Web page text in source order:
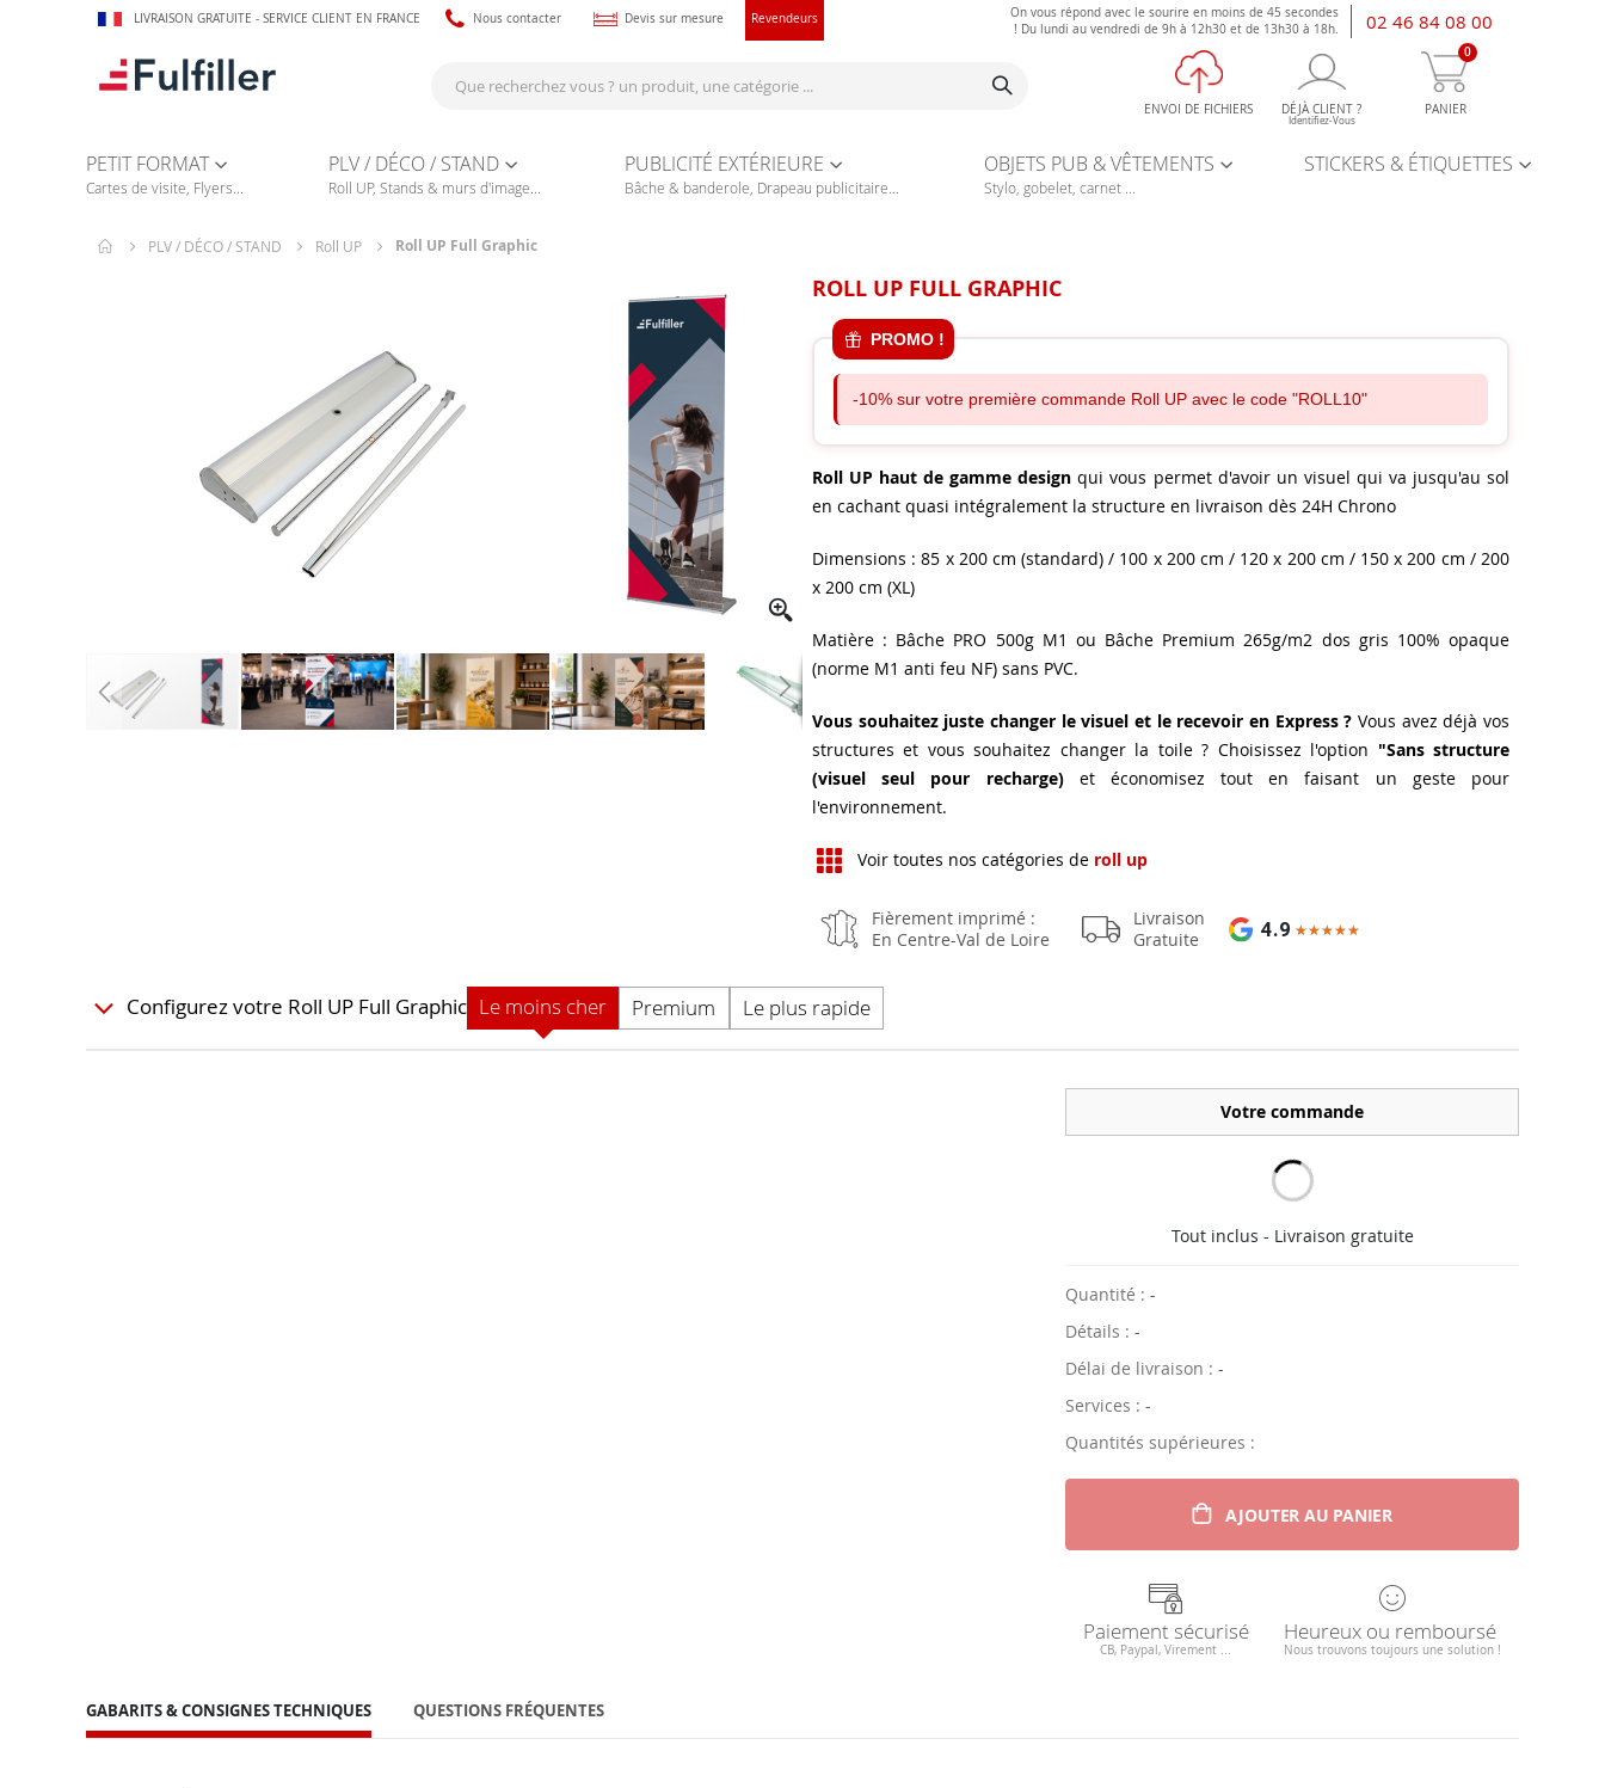
LIVRAISON GRATUITE - SERVICE CLIENT EN FRANCE Nous contacter Devis sur mesure Revendeurs
On vous répond avec le sourire en moins de 45 secondes
! Du lundi au vendredi de 9h à 12h30 et de 13h30 à 18h.
02 46 84 08 00
ENVOI DE FICHIERS DÉJÀ CLIENT ?
Identifiez-Vous
0
PANIER
PETIT FORMAT
Cartes de visite, Flyers...
PLV / DÉCO / STAND
Roll UP, Stands & murs d'image...
PUBLICITÉ EXTÉRIEURE
Bâche & banderole, Drapeau publicitaire...
OBJETS PUB & VÊTEMENTS
Stylo, gobelet, carnet ...
STICKERS & ÉTIQUETTES
PLV / DÉCO / STAND Roll UP Roll UP Full Graphic
ROLL UP FULL GRAPHIC
PROMO !
-10% sur votre première commande Roll UP avec le code "ROLL10"
Roll UP haut de gamme design qui vous permet d'avoir un visuel qui va jusqu'au sol
en cachant quasi intégralement la structure en livraison dès 24H Chrono
Dimensions : 85 x 200 cm (standard) / 100 x 200 cm / 120 x 200 cm / 150 x 200 cm / 200
x 200 cm (XL)
Matière : Bâche PRO 500g M1 ou Bâche Premium 265g/m2 dos gris 100% opaque
(norme M1 anti feu NF) sans PVC.
Vous souhaitez juste changer le visuel et le recevoir en Express ? Vous avez déjà vos
structures et vous souhaitez changer la toile ? Choisissez l'option "Sans structure
(visuel seul pour recharge)et économisez tout en faisant un geste pour
l'environnement.
Voir toutes nos catégories de roll up
Fièrement imprimé :
En Centre-Val de Loire
Livraison
Gratuite
4.9 ★★★★★
★★★★★
Configurez votre Roll UP Full Graphic Le moins cher Premium Le plus rapide
Votre commande
Tout inclus - Livraison gratuite
Quantité : -
Détails : -
Délai de livraison : -
Services : -
Quantités supérieures :
AJOUTER AU PANIER
Paiement sécurisé
CB, Paypal, Virement ...
Heureux ou remboursé
Nous trouvons toujours une solution !
GABARITS & CONSIGNES TECHNIQUES QUESTIONS FRÉQUENTES